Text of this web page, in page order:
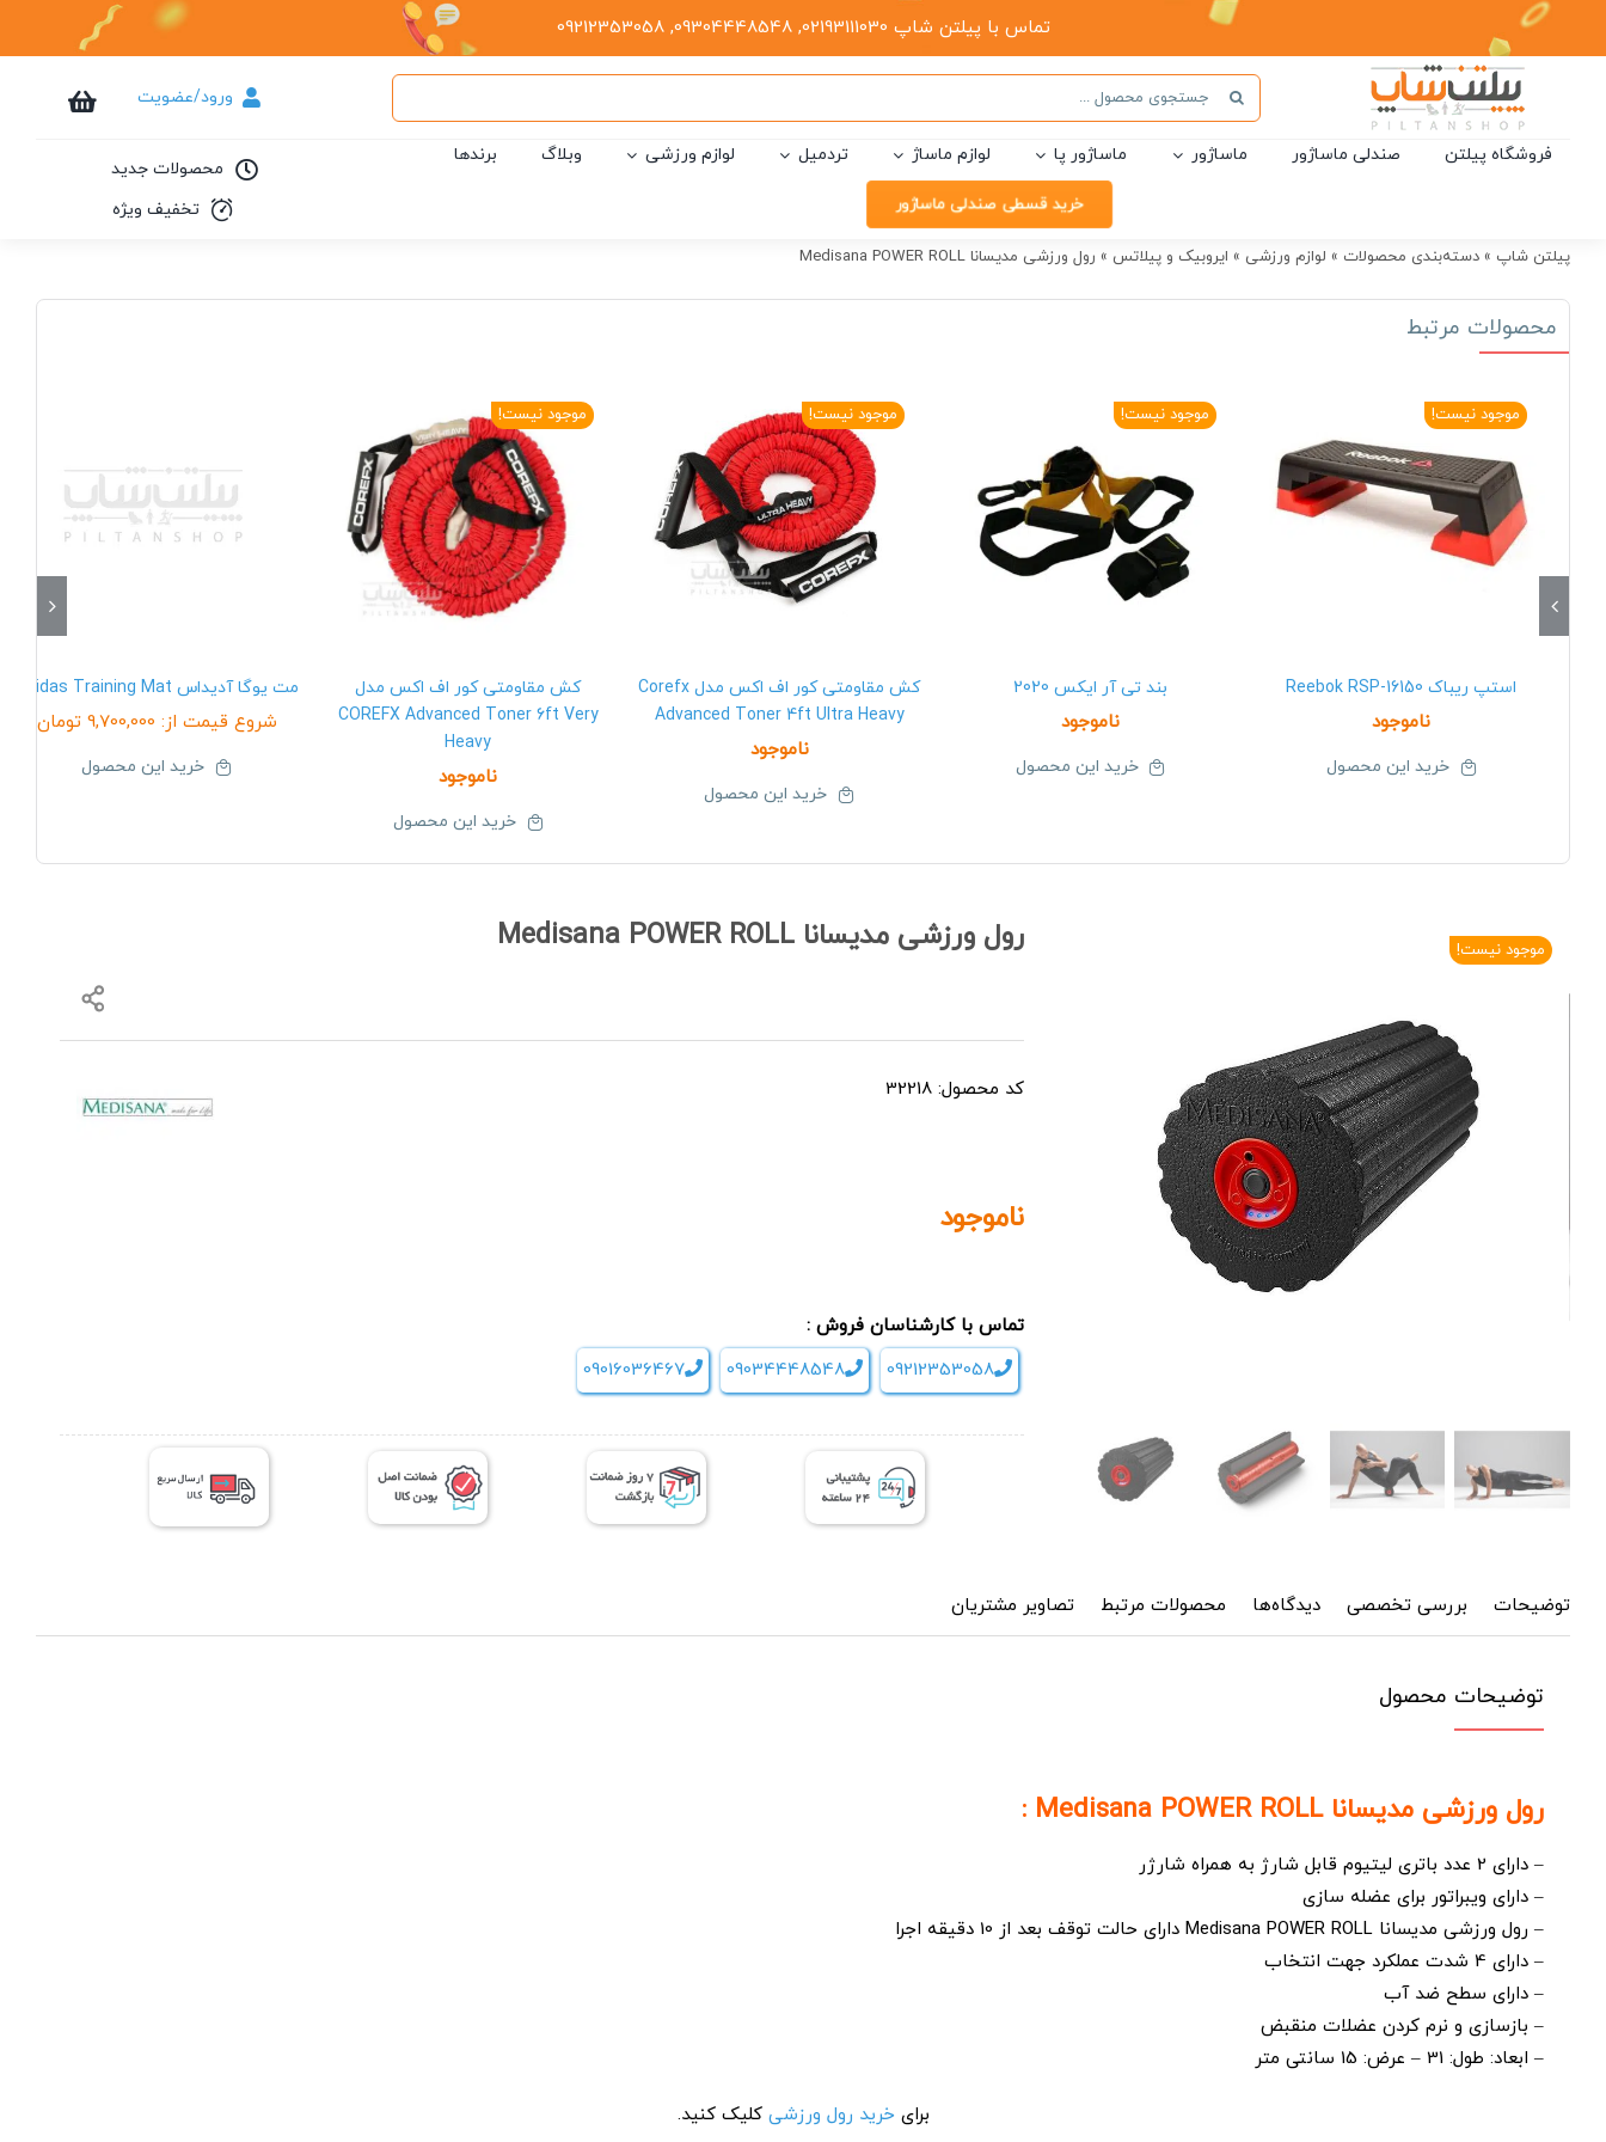
تماس با پیلتن شاپ 02193111030, 09304448548, 09212353058
جستجو
برای:
ورود/عضویت
فروشگاه پیلتن صندلی ماساژور ماساژور ماساژور پا لوازم ماساژ تردمیل لوازم ورزشی وبلاگ برندها
خرید قسطی صندلی ماساژور
محصولات جدید
تخفیف ویژه
پیلتن شاپ » دسته‌بندی محصولات » لوازم ورزشی » ایروبیک و پیلاتس » رول ورزشی مدیسانا Medisana POWER ROLL
محصولات مرتبط
موجود نیست!
استپ ریباک Reebok RSP-16150
ناموجود
خرید این محصول
موجود نیست!
بند تی آر ایکس 2020
ناموجود
خرید این محصول
موجود نیست!
کش مقاومتی کور اف اکس مدل Corefx
Advanced Toner 4ft Ultra Heavy
ناموجود
خرید این محصول
موجود نیست!
کش مقاومتی کور اف اکس مدل
COREFX Advanced Toner 6ft Very
Heavy
ناموجود
خرید این محصول
مت یوگا آدیداس Adidas Training Mat
شروع قیمت از: 9,700,000 تومان
خرید این محصول
موجود نیست! رول ورزشی مدیسانا Medisana POWER ROLL
کد محصول: 32218
ناموجود
تماس با کارشناسان فروش :
09212353058
09034448548
09016036467
توضیحات بررسی تخصصی دیدگاه‌ها محصولات مرتبط تصاویر مشتریان
توضیحات محصول
رول ورزشی مدیسانا Medisana POWER ROLL :
– دارای 2 عدد باتری لیتیوم قابل شارژ به همراه شارژر
– دارای ویبراتور برای عضله سازی
– رول ورزشی مدیسانا Medisana POWER ROLL دارای حالت توقف بعد از 10 دقیقه اجرا
– دارای 4 شدت عملکرد جهت انتخاب
– دارای سطح ضد آب
– بازسازی و نرم کردن عضلات منقبض
– ابعاد: طول: 31 – عرض: 15 سانتی متر
برای خرید رول ورزشی کلیک کنید.